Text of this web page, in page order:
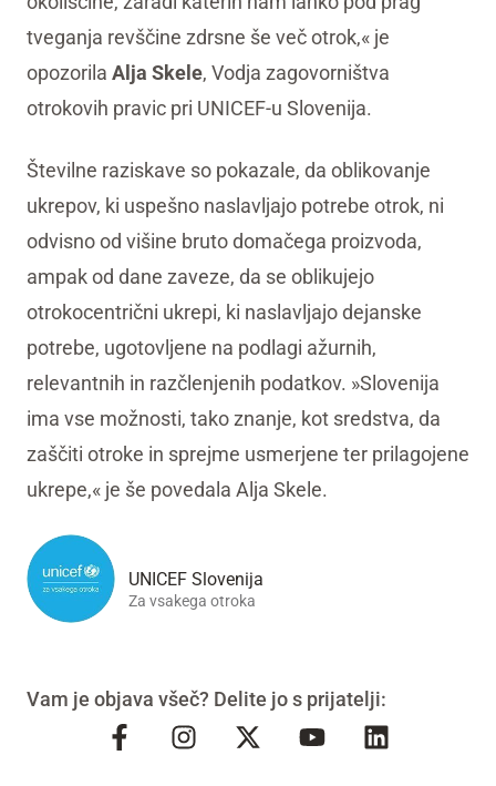
tveganja revščine zdrsne še več otrok,« je
opozorila Alja Skele, Vodja zagovorništva
otrokovih pravic pri UNICEF-u Slovenija.
Številne raziskave so pokazale, da oblikovanje
ukrepov, ki uspešno naslavljajo potrebe otrok, ni
odvisno od višine bruto domačega proizvoda,
ampak od dane zaveze, da se oblikujejo
otrokocentrični ukrepi, ki naslavljajo dejanske
potrebe, ugotovljene na podlagi ažurnih,
relevantnih in razčlenjenih podatkov. »Slovenija
ima vse možnosti, tako znanje, kot sredstva, da
zaščiti otroke in sprejme usmerjene ter prilagojene
ukrepe,« je še povedala Alja Skele.
UNICEF Slovenija
Za vsakega otroka
Vam je objava všeč? Delite jo s prijatelji: